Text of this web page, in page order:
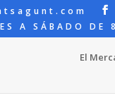
A SÁBADO
El